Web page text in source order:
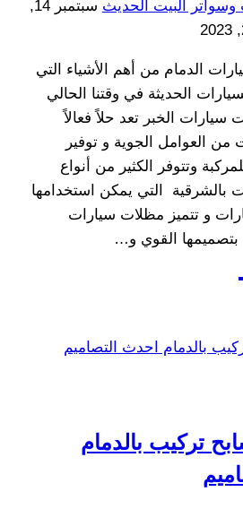
البيت الحديث
سبتمبر 14,
الدمام من أهم الأشياء التي
الحديثة في وقتنا الحالي
الخبر تعد حلاً فعالاً
من العوامل الجوية و توفير
وتتوفر الكثير من أنواع
بالشرقية التي يمكن استخدامها
و تتميز مظلات سيارات
بتصميمها القوي و…
تركيب بالدمام